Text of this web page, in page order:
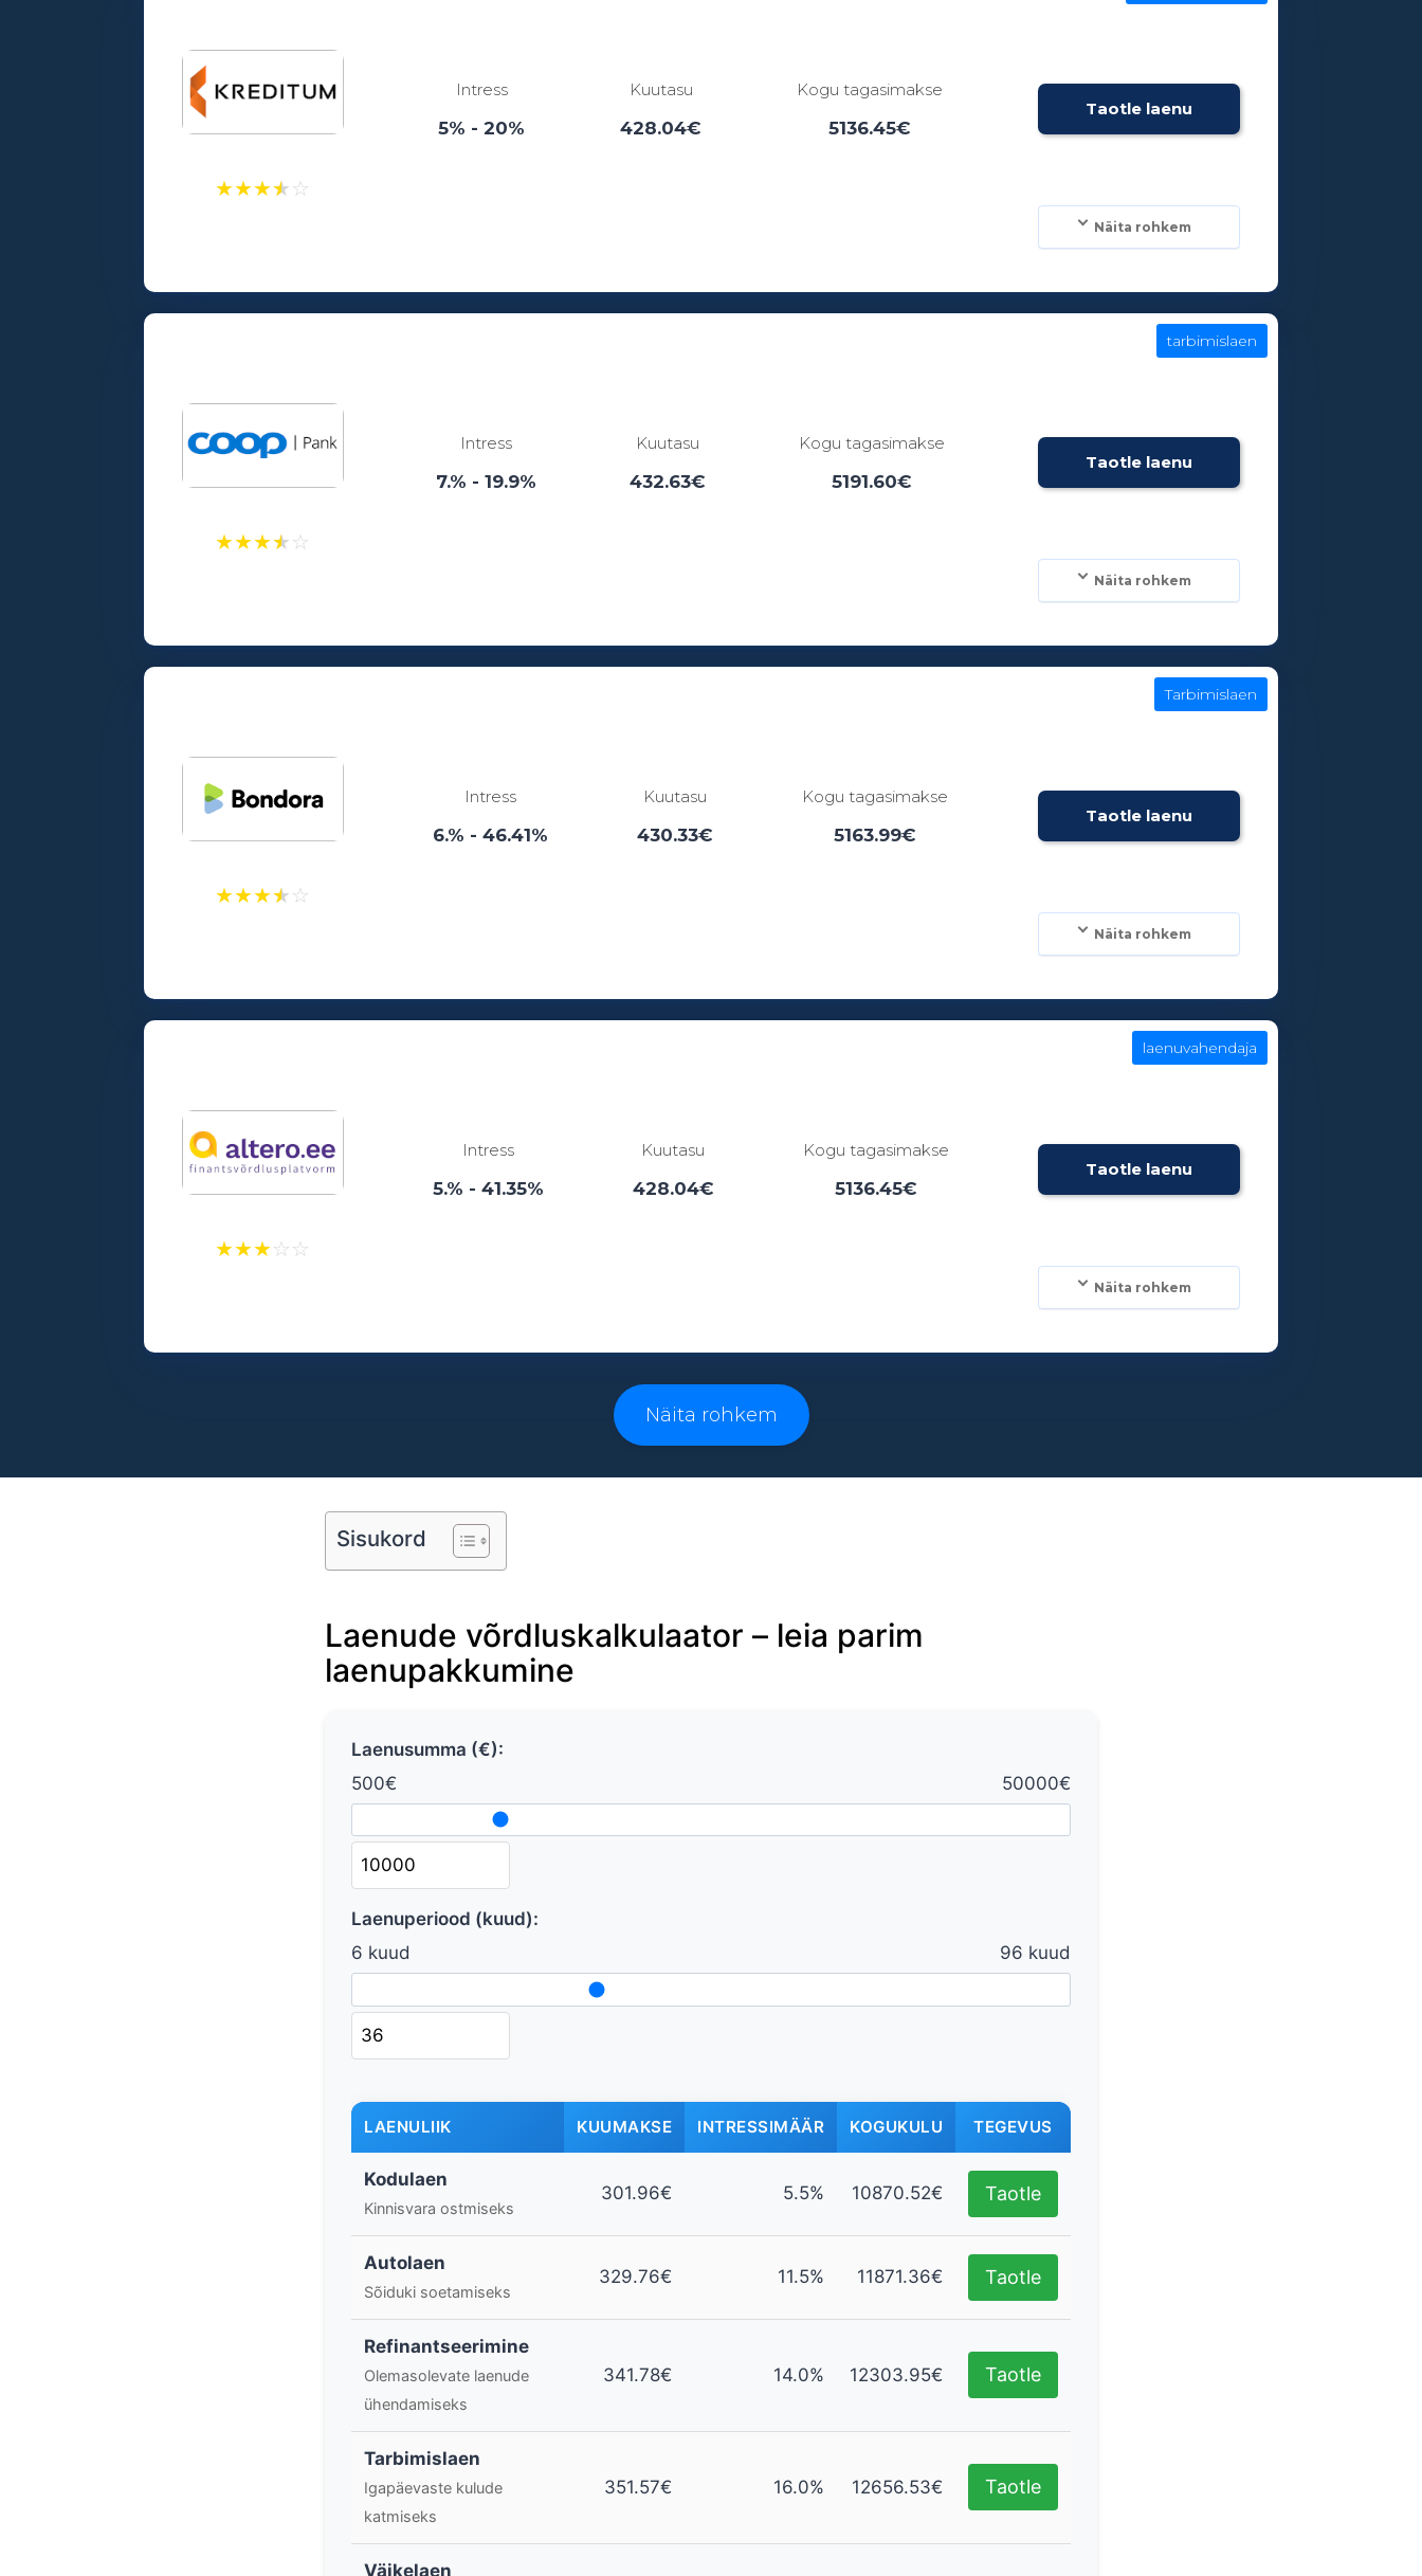
18
★★★★☆
Intress
5% - 20%
Kuutasu
428.04€
Kogu tagasimakse
5136.45€
Taotle laenu
Näita rohkem
18
★★★★☆
Intress
7.% - 19.9%
Kuutasu
432.63€
Kogu tagasimakse
5191.60€
Taotle laenu
tarbimislaen
Näita rohkem
18
★★★★☆
Intress
6.% - 46.41%
Kuutasu
430.33€
Kogu tagasimakse
5163.99€
Taotle laenu
Tarbimislaen
Näita rohkem
18
★★★☆☆
Intress
5.% - 41.35%
Kuutasu
428.04€
Kogu tagasimakse
5136.45€
Taotle laenu
laenuvahendaja
Näita rohkem
3 - 96 kuud
Vanusepiirang:
Näita rohkem
Sisukord
Laenude võrdluskalkulaator – leia parim
laenupakkumine
Laenusumma (€):
500€
50000€
Laenuperiood (kuud):
6 kuud
96 kuud
LAENULIIK KUUMAKSE INTRESSIMÄÄR KOGUKULU TEGEVUS
Kodulaen
Kinnisvara ostmiseks
301.96€ 5.5% 10870.52€ Taotle
Autolaen
Sõiduki soetamiseks
329.76€ 11.5% 11871.36€ Taotle
Refinantseerimine
Olemasolevate laenude
ühendamiseks
341.78€ 14.0% 12303.95€ Taotle
Tarbimislaen
Igapäevaste kulude
katmiseks
351.57€ 16.0% 12656.53€ Taotle
Väikelaen